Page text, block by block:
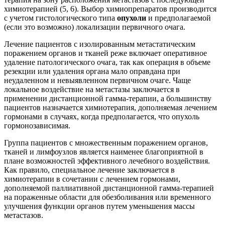
химиотерапией (5, 6). Выбор химиопрепаратов производится
с учетом гистологического типа опухоли и предполагаемой
(если это возможно) локализации первичного очага.
Лечение пациентов с изолированным метастатическим
поражением органов и тканей реже включает оперативное
удаление патологического очага, так как операция в объеме
резекции или удаления органа мало оправдана при
неудаленном и невыявленном первичном очаге. Чаще
локальное воздействие на метастазы заключается в
применении дистанционной гамма-терапии, а большинству
пациентов назначается химиотерапия, дополняемая лечением
гормонами в случаях, когда предполагается, что опухоль
гормонозависимая.
Группа пациентов с множественным поражением органов,
тканей и лимфоузлов является наименее благоприятной в
плане возможностей эффективного лечебного воздействия.
Как правило, специальное лечение заключается в
химиотерапии в сочетании с лечением гормонами,
дополняемой паллиативной дистанционной гамма-терапией
на пораженные области для обезболивания или временного
улучшения функции органов путем уменьшения массы
метастазов.